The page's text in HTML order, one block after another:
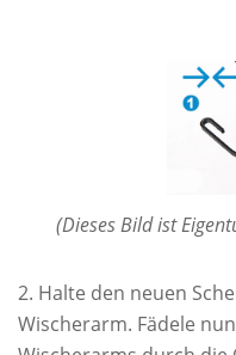
(Dieses Bild ist
Halte den neuen
Wischerarm. Fädele